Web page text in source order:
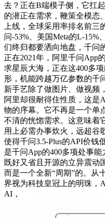
去？正在B端模子侧，它扛
的潜正在需求，鞭策全模态
上线，全球采用率排名前
问-53%、美国Meta的L-15%
们终归都要洒向地盘，千问
正在2021年，阿里千问App
求星辰大海，正在这400多
形，机能跨越万亿参数的千
新手艺除了做图片、做视频
阿里却很耐得住性质，这是
物的序幕。它不再是一个单
不清的恍惚需求。这意味着
用上必需办事炊火，远超谷
使得千问3.5-Plus的API价钱
是千问App的400多项处事
既好又省且开源的立异震动
而是一个全新“周期”的。从
界视为科技皇冠上的明珠，
AI，